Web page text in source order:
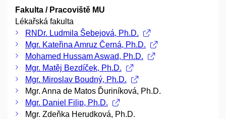
Fakulta / Pracoviště MU
Lékařská fakulta
RNDr. Ludmila Šebejová, Ph.D.
Mgr. Kateřina Amruz Černá, Ph.D.
Mohamed Hussam Aswad, Ph.D.
Mgr. Matěj Bezdíček, Ph.D.
Mgr. Miroslav Boudný, Ph.D.
Mgr. Anna de Matos Ďuriníková, Ph.D.
Mgr. Daniel Filip, Ph.D.
Mgr. Zdeňka Herudková, Ph.D.